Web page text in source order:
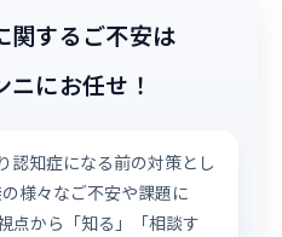
関するご不安は
ニにお任せ！
認知症になる前の対策とし
様々なご不安や課題に
点から「知る」「相談す